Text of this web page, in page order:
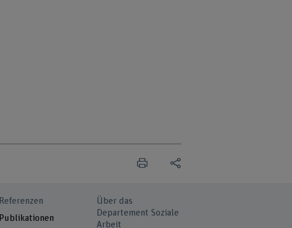
Referenzen
Publikationen
Über das
Departement Soziale
Arbeit